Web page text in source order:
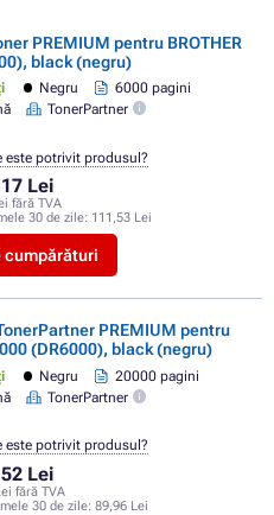
PREMIUM pentru BROTHER
black (negru)
Negru
6000 pagini
TonerPartner
Lei
fără TVA
30 de zile: 111,53 Lei
cumpărături
este potrivit produsul?
PREMIUM pentru
(DR6000), black (negru)
Negru
20000 pagini
TonerPartner
Lei
fără TVA
30 de zile: 89,96 Lei
este potrivit produsul?